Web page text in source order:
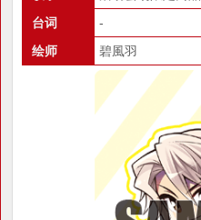
台词
-
绘师
碧風羽